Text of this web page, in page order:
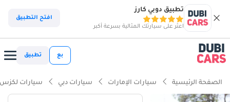
تطبيق دوبي كارز
اعثر على سيارتك المثالية بسرعة أكبر
افتح التطبيق
بع تطبيق
الصفحة الرئيسية سيارات الإمارات سيارات دبي سيارات لكزس
ذكاء دوبي كارز
ذكاء دوبيكارز
مصمم خصيصًا للطرق الوعرة